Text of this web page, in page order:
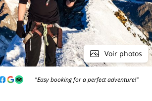
Voir photos
"Easy booking for a perfect adventure!"